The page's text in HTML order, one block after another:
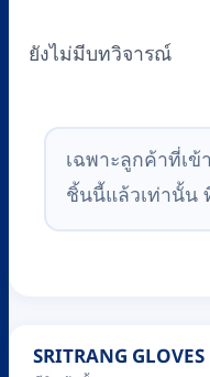
ยังไม่มีบทวิจารณ์
เฉพาะลูกค้าที่เ
ชิ้นนี้แล้วเท่านั้น
SRITRANG GLOVES